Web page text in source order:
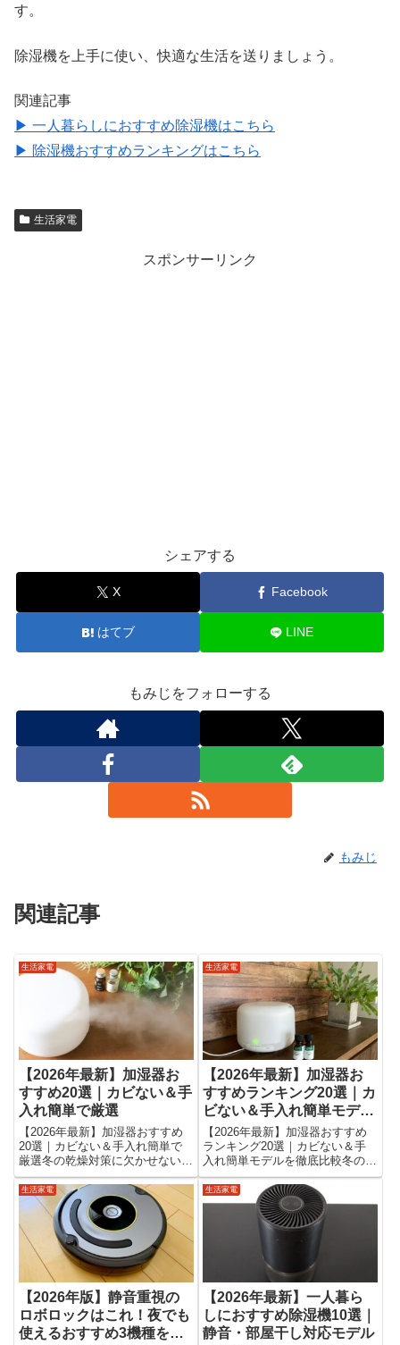
す。
除湿機を上手に使い、快適な生活を送りましょう。
関連記事
▶ 一人暮らしにおすすめ除湿機はこちら
▶ 除湿機おすすめランキングはこちら
生活家電
スポンサーリンク
シェアする
X Facebook
はてブ LINE
もみじをフォローする
もみじ
関連記事
生活家電
【2026年最新】加湿器お
すすめ20選｜カビない＆手
入れ簡単で厳選
【2026年最新】加湿器おすすめ
20選｜カビない＆手入れ簡単で
厳選冬の乾燥対策に欠かせない加
湿器。でも実際に選ぶとなると、
カビないモデルは？ 手入れがラ
クなのは？ 電気代はどれくら
い？ 寝室に向いているのは？な
ど、迷うポイントが多いですよ...
生活家電
【2026年最新】加湿器お
すすめランキング20選｜カ
ビない＆手入れ簡単モデル
を徹底比較
【2026年最新】加湿器おすすめ
ランキング20選｜カビない＆手
入れ簡単モデルを徹底比較冬の乾
燥シーズンになると、「加湿器お
すすめ」と検索する人が一気に増
えます。しかし実際に商品ページ
を見てみると、 種類が多すぎて
違いがわからない カビや雑菌...
生活家電
【2026年版】静音重視の
ロボロックはこれ！夜でも
使えるおすすめ3機種を徹
生活家電
【2026年最新】一人暮ら
しにおすすめ除湿機10選｜
静音・部屋干し対応モデル